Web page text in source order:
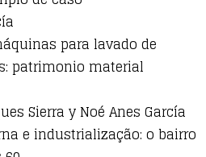
para lavado de
patrimonio material
Sierra y Noé Anes García
e industrialização: o bairro